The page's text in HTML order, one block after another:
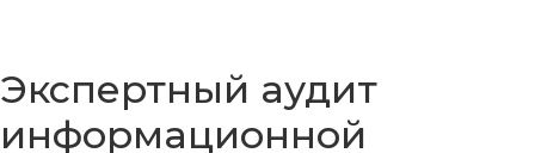
Экспертный аудит
информационной